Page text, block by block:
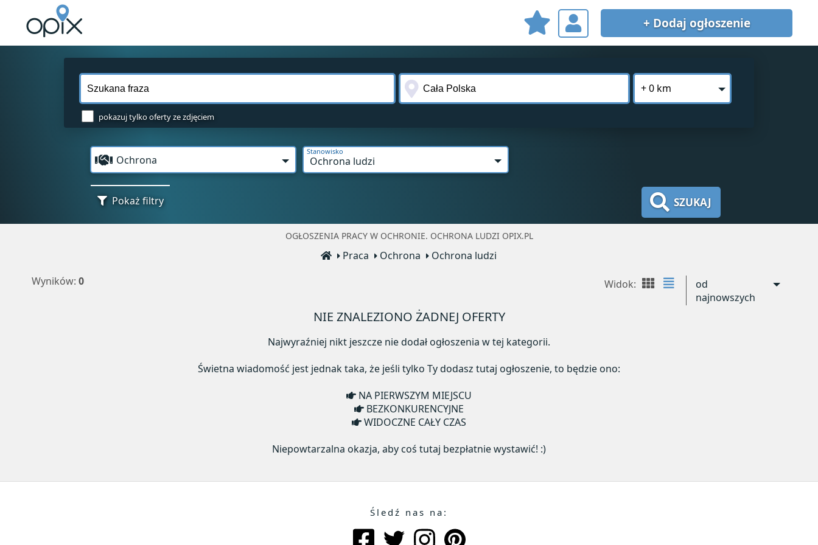
+ Dodaj ogłoszenie
+ 0 km
pokazuj tylko oferty ze zdjęciem
Ochrona Ochrona ludzi
Stanowisko
Pokaż filtry SZUKAJ
OGŁOSZENIA PRACY W OCHRONIE. OCHRONA LUDZI OPIX.PL
Praca Ochrona
Ochrona ludzi
Wyników: 0 Widok:
od
najnowszych
NIE ZNALEZIONO ŻADNEJ OFERTY
Najwyraźniej nikt jeszcze nie dodał ogłoszenia w tej kategorii.
Świetna wiadomość jest jednak taka, że jeśli tylko Ty dodasz tutaj ogłoszenie, to będzie ono:
NA PIERWSZYM MIEJSCU
BEZKONKURENCYJNE
WIDOCZNE CAŁY CZAS
Niepowtarzalna okazja, aby coś tutaj bezpłatnie wystawić! :)
Śledź nas na: